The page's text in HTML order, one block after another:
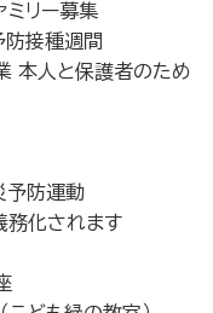
リー募集
接種週間
本人と保護者のため
予防運動
務化されます